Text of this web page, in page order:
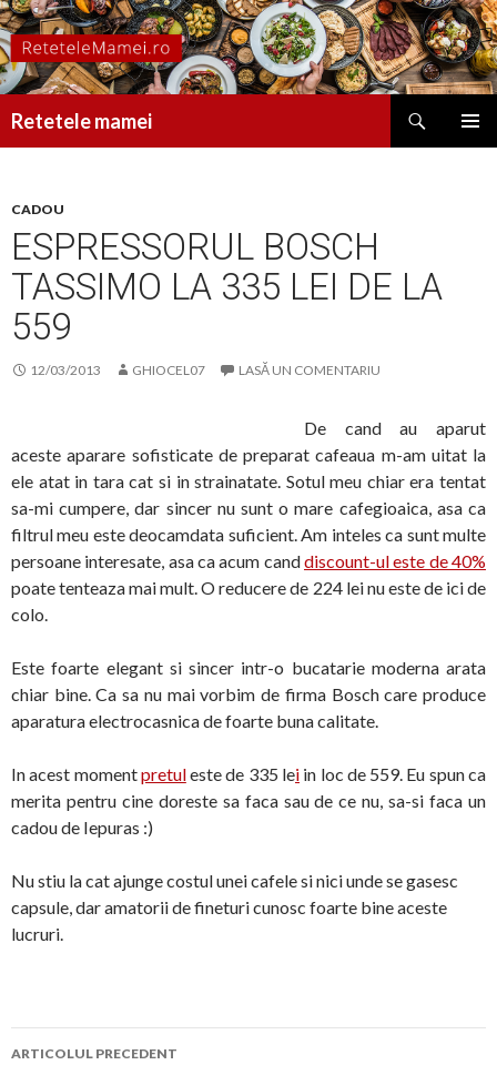
Retetele mamei
CADOU
ESPRESSORUL BOSCH
TASSIMO LA 335 LEI DE LA
559
12/03/2013 GHIOCEL07 LASĂ UN COMENTARIU
De cand au aparut
aceste aparare sofisticate de preparat cafeaua m-am uitat la
ele atat in tara cat si in strainatate. Sotul meu chiar era tentat
sa-mi cumpere, dar sincer nu sunt o mare cafegioaica, asa ca
filtrul meu este deocamdata suficient. Am inteles ca sunt multe
persoane interesate, asa ca acum canddiscount-ul este de 40%
poate tenteaza mai mult. O reducere de 224 lei nu este de ici de
colo.
Este foarte elegant si sincer intr-o bucatarie moderna arata
chiar bine. Ca sa nu mai vorbim de firma Bosch care produce
aparatura electrocasnica de foarte buna calitate.
In acest momentpretuleste de 335 lei in loc de 559. Eu spun ca
merita pentru cine doreste sa faca sau de ce nu, sa-si faca un
cadou de Iepuras :)
Nu stiu la cat ajunge costul unei cafele si nici unde se gasesc
capsule, dar amatorii de fineturi cunosc foarte bine aceste
lucruri.
Navigare
ARTICOLUL PRECEDENT